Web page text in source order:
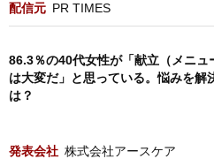
配信元 PR TIMES
86.3％の40代女性が「献立（メニュ
は大変だ」と思っている。悩みを解
は？
発表会社 株式会社アースケア